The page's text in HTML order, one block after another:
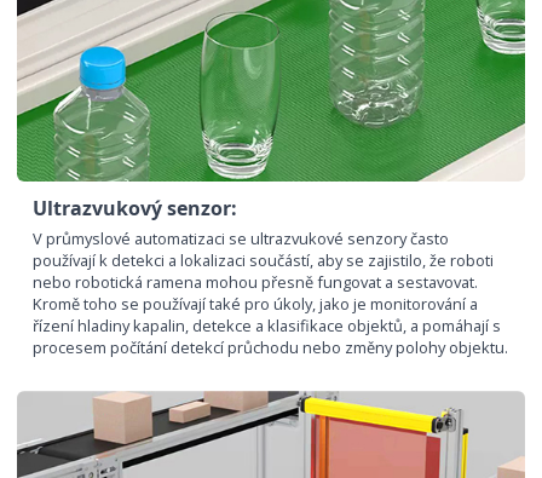
Ultrazvukový senzor:
V průmyslové automatizaci se ultrazvukové senzory často
používají k detekci a lokalizaci součástí, aby se zajistilo, že roboti
nebo robotická ramena mohou přesně fungovat a sestavovat.
Kromě toho se používají také pro úkoly, jako je monitorování a
řízení hladiny kapalin, detekce a klasifikace objektů, a pomáhají s
procesem počítání detekcí průchodu nebo změny polohy objektu.